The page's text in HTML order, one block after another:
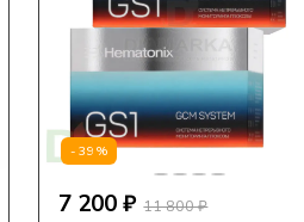
-39%
7 200 ₽ 11 800 ₽